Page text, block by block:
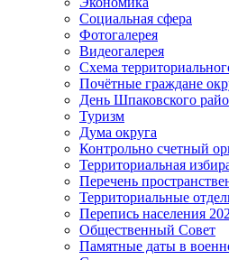
Социальная сфера
Фотогалерея
Видеогалерея
Схема
Почётные граждане
День Шпаковского
Туризм
Дума округа
Контрольно счетный
Территориальная
Перечень
Территориальные
Перепись населения
Общественный Совет
Памятные даты в